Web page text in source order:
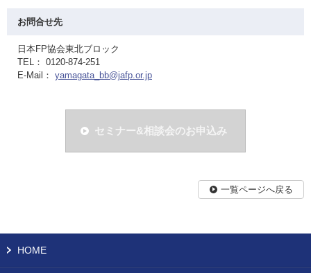
お問合せ先
日本FP協会東北ブロック
TEL： 0120-874-251
E-Mail： yamagata_bb@jafp.or.jp
セミナー&相談会のお申込み
一覧ページへ戻る
HOME